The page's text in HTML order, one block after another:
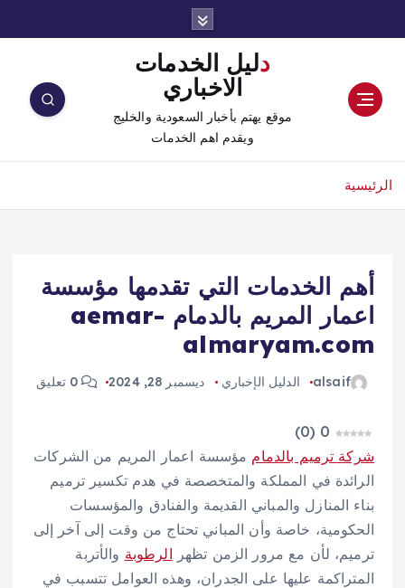
دليل الخدمات
الاخباري
موقع يهتم بأخبار السعودية والخليج
ويقدم اهم الخدمات
الرئيسية
أهم الخدمات التي تقدمها مؤسسة
اعمار المريم بالدمام aemar-
almaryam.com
alsaif الدليل الإخباري ديسمبر 28, 2024 0 تعليق
0
(
0
)
شركة ترميم بالدمام مؤسسة اعمار المريم من الشركات
الرائدة في المملكة والمتخصصة في هدم تكسير ترميم
بناء المنازل والمباني القديمة والفنادق والمؤسسات
الحكومية، خاصة وأن المباني تحتاج من وقت إلى آخر إلى
ترميم، لأن مع مرور الزمن تظهر الرطوبة والأتربة
المتراكمة عليها على الجدران، وهذه العوامل تتسبب في